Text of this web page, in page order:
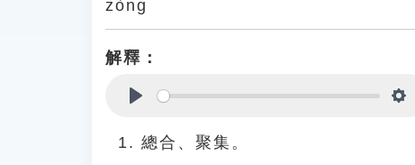
zòng
解釋：
總合、聚集。